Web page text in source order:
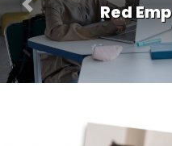
Red
Previous